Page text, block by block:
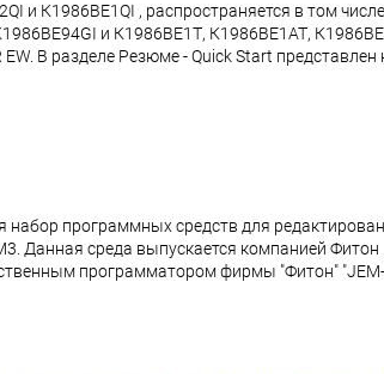
и К1986ВЕ1QI , распространяется в том
и К1986ВЕ1Т, К1986ВЕ1АТ,
В разделе Резюме - Quick Start
набор программных средств для
Данная среда выпускается компанией
программатором фирмы "Фитон"